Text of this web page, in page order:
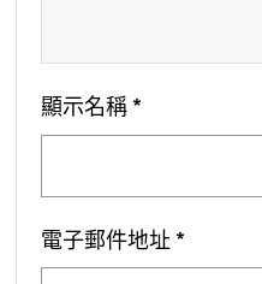
顯示名稱 *
電子郵件地址 *